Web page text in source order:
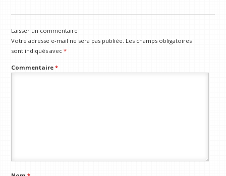
Laisser un commentaire
Votre adresse e-mail ne sera pas publiée. Les champs obligatoires
sont indiqués avec*
Commentaire*